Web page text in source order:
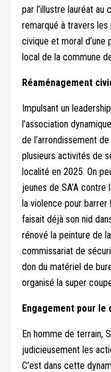
par l’illustre lauréat au
remarqué à travers
civique et moral
local de la commune de
Réaménagement
Impulsant un
l’association
de l’arrondissement
plusieurs activités de
localité en 2025. On
jeunes de SA’A
la violence pour barrer
faisait déjà son nid
rénové la peinture de
commissariat de
don du matériel de
organisé la super
Engagement pour le
En homme de terrain,
judicieusement les
C’est dans cette